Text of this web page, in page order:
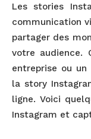
Les stories
communication
partager des
votre audience.
entreprise ou
la story
ligne. Voici
Instagram et